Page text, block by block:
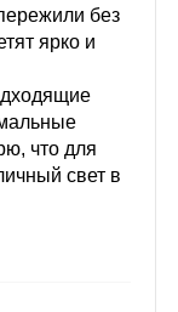
без
ярко и
что для
свет в